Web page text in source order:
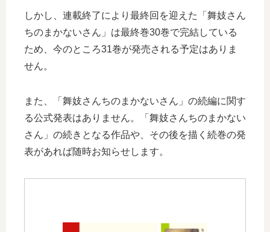
しかし、連載終了により最終回を迎えた「舞妓さん
ちのまかないさん」は最終巻30巻で完結している
ため、今のところ31巻が発売される予定はありま
せん。
また、「舞妓さんちのまかないさん」の続編に関す
る公式発表はありません。「舞妓さんちのまかない
さん」の続きとなる作品や、その後を描く続巻の発
表があれば随時お知らせします。